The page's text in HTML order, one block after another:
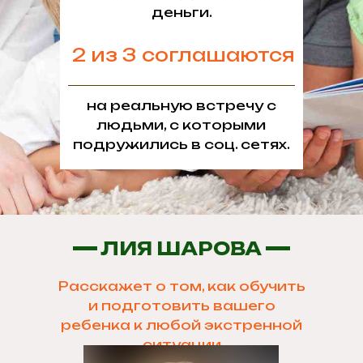
деньги.
на реальную встречу с
людьми, с которыми
подружились в соц. сетях.
2 3
из соглашаются
ЛИЯ ШАРОВА
Расскажет о том, как обучить
и подготовить вашего
ребенка к любой экстренной
ситуации